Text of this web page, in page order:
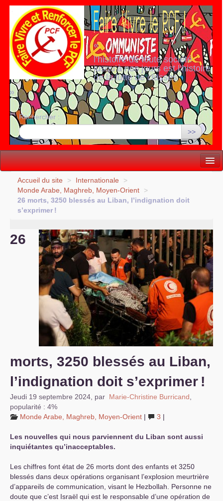
«
l’histoire de toute société
jusqu’à nos jours est l’histoire
de la lutte de classes
»
Rechercher :
>>
Vie politique
Lutter, Unir...
S’organiser
Comprendre...
Vie du site
Accueil du site > Internationale
>
Monde Arabe, Maghreb, Moyen-Orient
>
26 morts, 3250 blessés au Liban, l’indignation doit
s’exprimer !
26
morts, 3250 blessés au Liban,
l’indignation doit s’exprimer !
Jeudi 19 septembre 2024 par Marie-Christine Burricand
popularité : 4%
Monde Arabe, Maghreb, Moyen-Orient | 3 |
Les nouvelles qui nous parviennent du Liban sont aussi
inquiétantes qu’inacceptables.
Les chiffres font état de 26 morts dont des enfants et 3250
blessés dans deux opérations organisant l’explosion meurtrière
d’appareils de communication, visant le Hezbollah. Personne ne
doute que c’est Israël qui est le responsable d’une opération de